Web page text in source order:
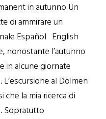
in autunno Un
di ammirare un
Español English
nonostante l’autunno
in alcune giornate
al Dolmen
che la mia ricerca di
Sopratutto